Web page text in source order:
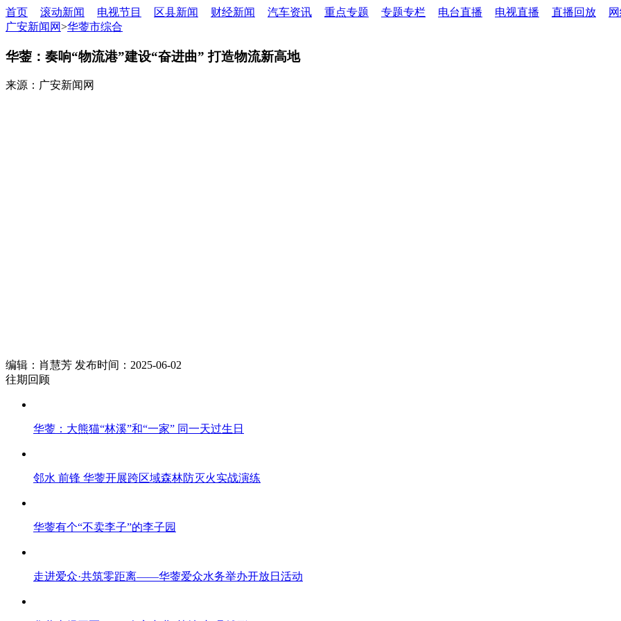
首页 滚动新闻 电视节目 区县新闻 财经新闻 汽车资讯 重点专题 专题专栏 电台直播 电视直播 直播回放
广安新闻网>华蓥市综合
华蓥：奏响“物流港”建设“奋进曲” 打造物流新高地
来源：广安新闻网
编辑：肖慧芳 发布时间：2025-06-02
往期回顾
华蓥：大熊猫“林溪”和“一家” 同一天过生日
邻水 前锋 华蓥开展跨区域森林防灭火实战演练
华蓥有个“不卖李子”的李子园
走进爱众·共筑零距离——华蓥爱众水务举办开放日活动